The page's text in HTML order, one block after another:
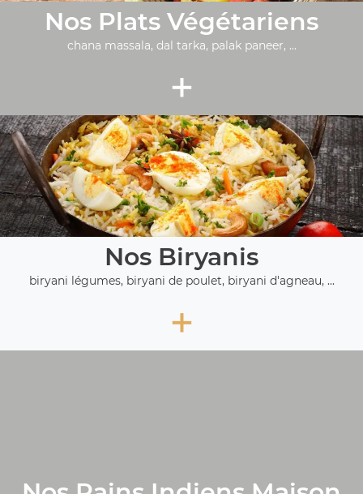
Nos Plats Végétariens
chana massala, dal tarka, palak paneer, ...
+
Nos Biryanis
biryani légumes, biryani de poulet, biryani d'agneau, ...
+